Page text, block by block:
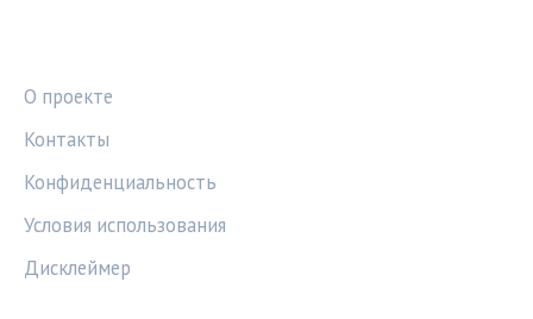
О проекте
Контакты
Конфиденциальность
Условия использования
Дисклеймер